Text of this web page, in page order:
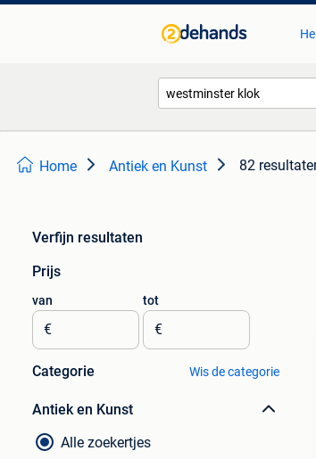
Home Antiek en Kunst 82
Verfijn resultaten
Prijs
van
€
tot
€
Categorie Wis de categorie
Antiek en Kunst
Alle zoekertjes